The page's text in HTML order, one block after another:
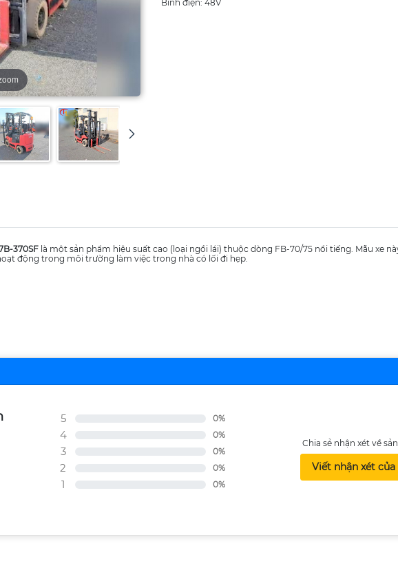
Bình điện: 48V
370SF là một sản phẩm hiệu suất cao (loại ngồi lái) thuộc dòng FB-70/75 nổi tiếng. Mẫu xe
động trong môi trường làm việc trong nhà có lối đi hẹp.
5 0%
4 0%
3 0%
2 0%
1 0%
Chia sẻ nhận xét về
Viết nhận xét của